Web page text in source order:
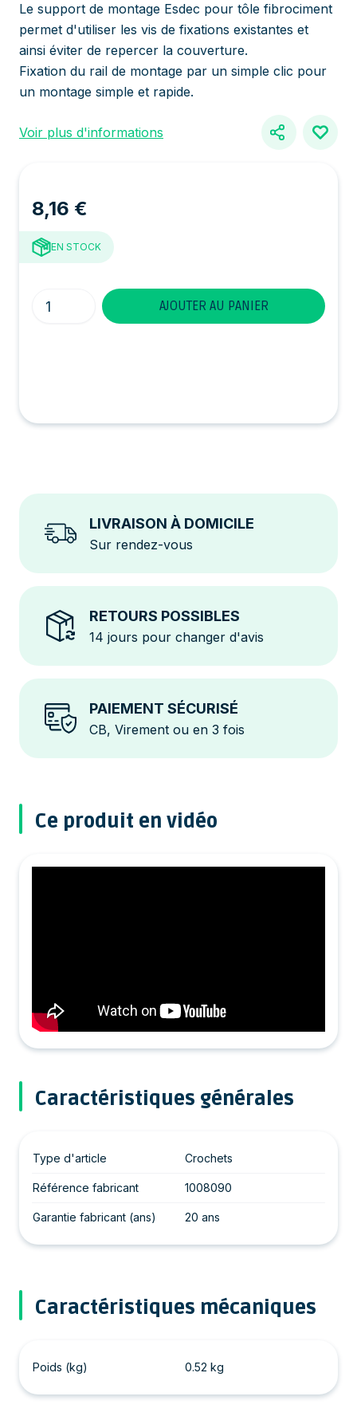
Le support de montage Esdec pour tôle fibrociment
permet d'utiliser les vis de fixations existantes et
ainsi éviter de repercer la couverture.
Fixation du rail de montage par un simple clic pour
un montage simple et rapide.
Voir plus d'informations
8,16 €
EN STOCK
Quantité
AJOUTER AU PANIER
LIVRAISON À DOMICILE
Sur rendez-vous
RETOURS POSSIBLES
14 jours pour changer d'avis
PAIEMENT SÉCURISÉ
CB, Virement ou en 3 fois
Ce produit en vidéo
Caractéristiques générales
Type d'article Crochets
Référence fabricant 1008090
Garantie fabricant (ans) 20 ans
Caractéristiques mécaniques
Poids (kg) 0.52 kg